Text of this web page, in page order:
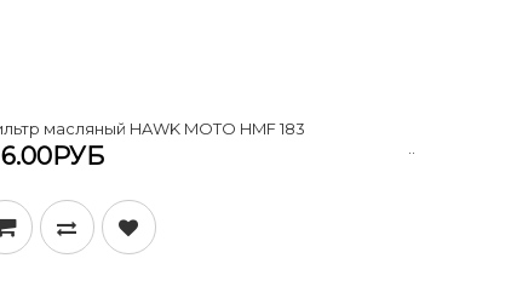
масляный HAWK MOTO HMF 183